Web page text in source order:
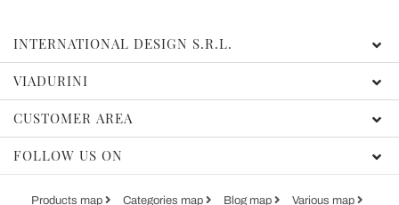
INTERNATIONAL DESIGN S.R.L.
VIADURINI
CUSTOMER AREA
FOLLOW US ON
Products map Categories map Blog map Various map